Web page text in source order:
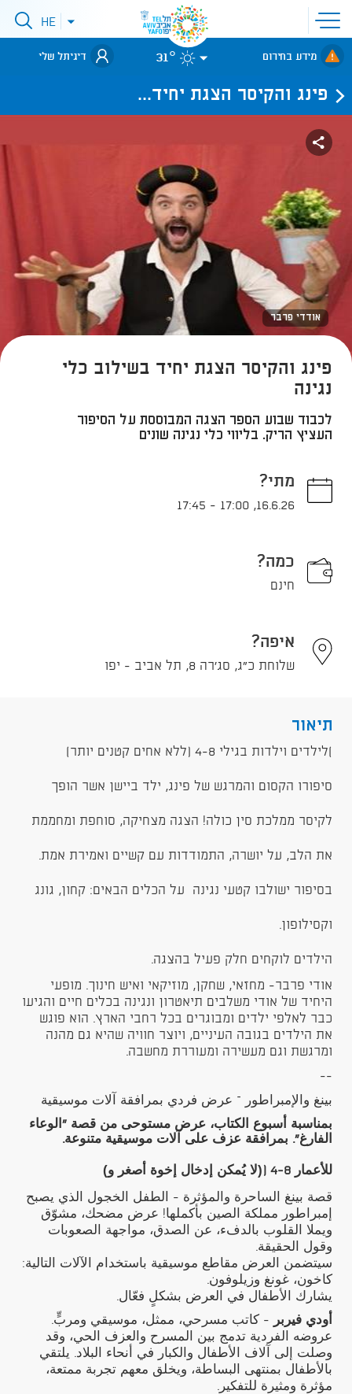
פתיחת
תפריט
אתר
לאתר עיריית
תל-אביב
פתיחתHE
מידע בחירום 31° דיגיתל שלי
פינג והקיסר הצגת יחיד...
אודדי פרבר
פינג והקיסר הצגת יחיד בשילוב כלי
נגינה
לכבוד שבוע הספר הצגה המבוססת על הסיפור
העציץ הריק. בליווי כלי נגינה שונים
מתי?
16.6.26
,
17:00
-
17:45
כמה?
חינם
איפה?
שלוחת כ"ג, סג'רה 8, תל אביב - יפו
תיאור
)לילדים וילדות בגילי 4-8 (ללא אחים קטנים יותר)
סיפורו הקסום והמרגש של פינג, ילד ביישן אשר הופך
לקיסר ממלכת סין כולה! הצגה מצחיקה, סוחפת ומחממת
את הלב, על יושרה, התמודדות עם קשיים ואמירת אמת.
בסיפור ישולבו קטעי נגינה על הכלים הבאים: קחון, גונג
וקסילופון.
הילדים לוקחים חלק פעיל בהצגה.
אודי פרבר- מחזאי, שחקן, מוזיקאי ואיש חינוך. מופעי
היחיד של אודי משלבים תיאטרון ונגינה בכלים חיים והגיעו
כבר לאלפי ילדים ומבוגרים בכל רחבי הארץ. הוא פוגש
את הילדים בגובה העיניים, ויוצר חוויה שהיא גם מהנה
ומרגשת וגם מעשירה ומעוררת מחשבה.
--
بينغ والإمبراطور – عرض فردي بمرافقة آلات موسيقية
بمناسبة أسبوع الكتاب، عرض مستوحى من قصة " الوعاء
الفارغ". بمرافقة عزف على آلات موسيقية متنوعة.
للأعمار 8-4 ( (لا يُمكن إدخال إخوة أصغر و)
قصة بينغ الساحرة والمؤثرة - الطفل الخجول الذي يصبح
إمبراطور مملكة الصين بأكملها! عرض مضحك، مشوّق
ويملا القلوب بالدفء، عن الصدق، مواجهة الصعوبات
وقول الحقيقة.
سيتضمن العرض مقاطع موسيقية باستخدام الآلات التالية:
كاخون، غونغ وزيلوفون.
يشارك الأطفال في العرض بشكلٍ فعّال.
أودي فيربر
- كاتب مسرحي، ممثل، موسيقي ومربٍّ.
عروضه الفردية تدمج بين المسرح والعزف الحي، وقد
وصلت إلى آلاف الأطفال والكبار في أنحاء البلاد. يلتقي
بالأطفال بمنتهى البساطة، ويخلق معهم تجربة ممتعة،
مؤثرة ومثيرة للتفكير.